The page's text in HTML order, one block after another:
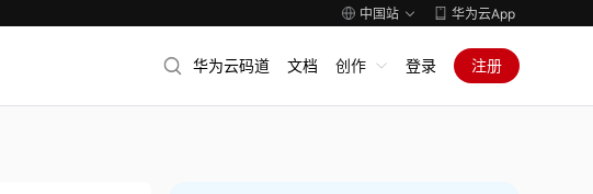
中国站 华为云App
华为云码道 文档 创作 登录 注册